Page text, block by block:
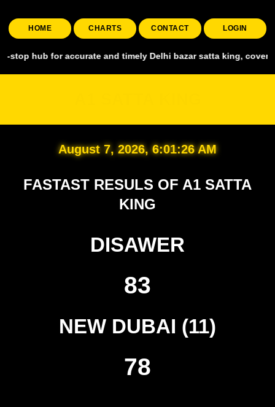
HOME CHARTS CONTACT LOGIN
for accurate and timely Delhi bazar satta king, covering all
August 7, 2026, 6:01:28 AM
FASTAST RESULS OF A1 SATTA
KING
DISAWER
83
NEW DUBAI (11)
78